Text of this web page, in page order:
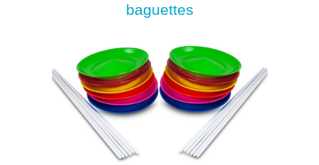
baguettes